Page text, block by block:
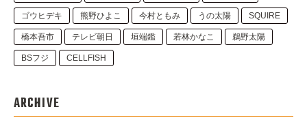
ゴウヒデキ 熊野ひよこ 今村ともみ うの太陽 SQUIRE
橋本吾市 テレビ朝日 垣端鑑 若林かなこ 鵜野太陽
BSフジ CELLFISH
ARCHIVE